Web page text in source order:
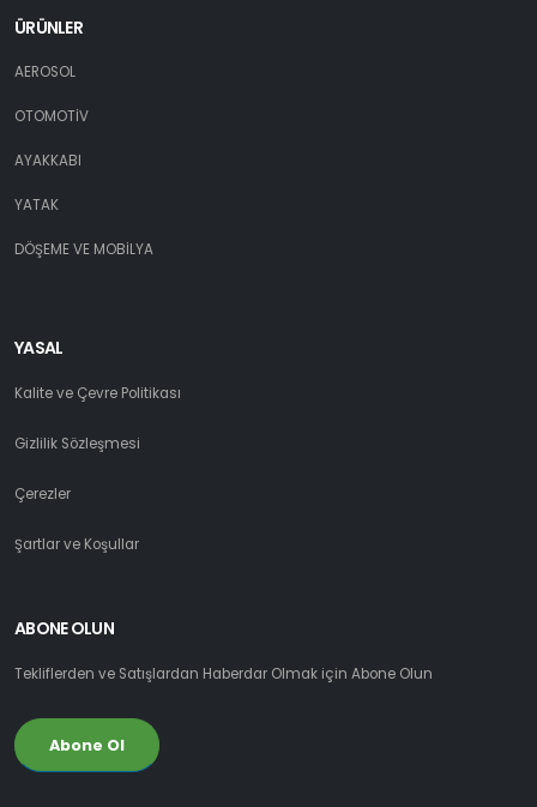
ÜRÜNLER
AEROSOL
OTOMOTİV
AYAKKABI
YATAK
DÖŞEME VE MOBİLYA
YASAL
Kalite ve Çevre Politikası
Gizlilik Sözleşmesi
Çerezler
Şartlar ve Koşullar
ABONE OLUN
Tekliflerden ve Satışlardan Haberdar Olmak için Abone Olun
Abone Ol